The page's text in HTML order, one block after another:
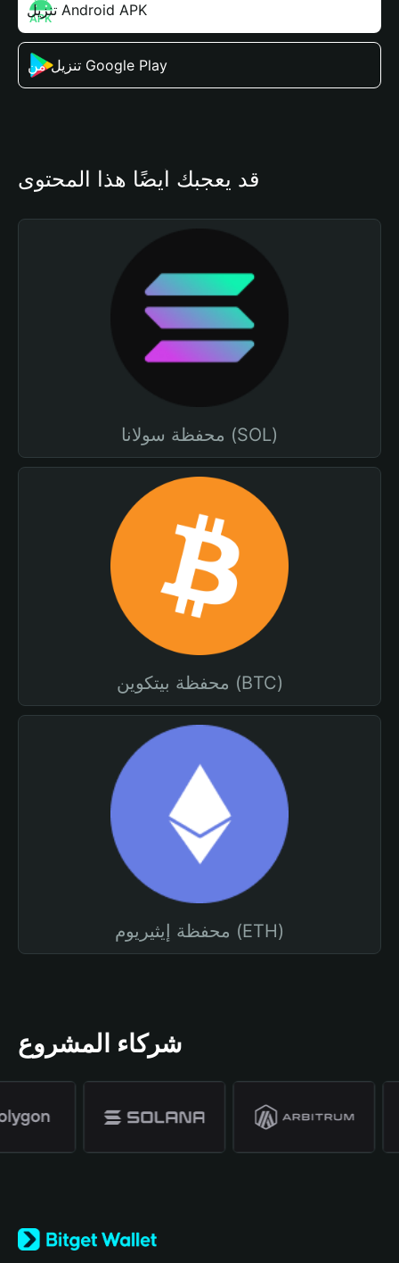
تنزيل Android APK
تنزيل من Google Play
قد يعجبك أيضًا هذا المحتوى
محفظة سولانا (SOL)
محفظة بيتكوين (BTC)
محفظة إيثيريوم (ETH)
شركاء المشروع